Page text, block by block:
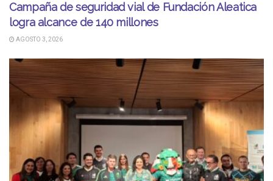
Campaña de seguridad vial de Fundación Aleatica
logra alcance de 140 millones
AGOSTO 3, 2026